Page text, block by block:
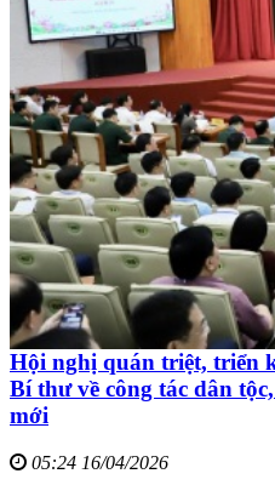
Hội nghị quán triệt, triển
Bí thư về công tác dân
mới
05:24 16/04/2026